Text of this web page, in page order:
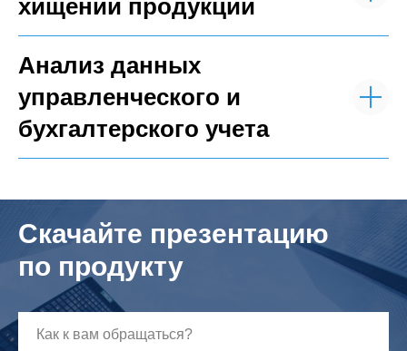
хищений продукции
Анализ данных
управленческого и
бухгалтерского учета
Скачайте презентацию
по продукту